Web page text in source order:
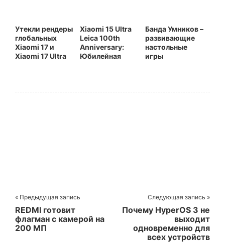
Утекли рендеры
глобальных
Xiaomi 17 и
Xiaomi 17 Ultra
Xiaomi 15 Ultra
Leica 100th
Anniversary:
Юбилейная
Банда Умников –
развивающие
настольные
игры
« Предыдущая запись
REDMI готовит
флагман с камерой на
200 МП
Следующая запись »
Почему HyperOS 3 не
выходит
одновременно для
всех устройств